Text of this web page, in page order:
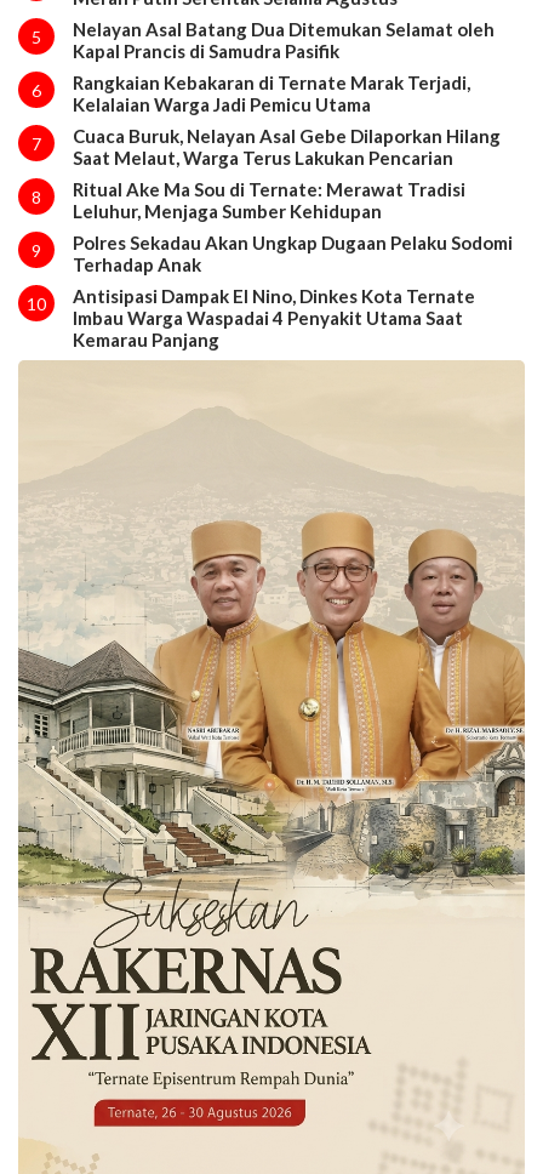
5
Nelayan Asal Batang Dua Ditemukan Selamat oleh
Kapal Prancis di Samudra Pasifik
6
Rangkaian Kebakaran di Ternate Marak Terjadi,
Kelalaian Warga Jadi Pemicu Utama
7
Cuaca Buruk, Nelayan Asal Gebe Dilaporkan Hilang
Saat Melaut, Warga Terus Lakukan Pencarian
8
Ritual Ake Ma Sou di Ternate: Merawat Tradisi
Leluhur, Menjaga Sumber Kehidupan
9
Polres Sekadau Akan Ungkap Dugaan Pelaku Sodomi
Terhadap Anak
10
Antisipasi Dampak El Nino, Dinkes Kota Ternate
Imbau Warga Waspadai 4 Penyakit Utama Saat
Kemarau Panjang